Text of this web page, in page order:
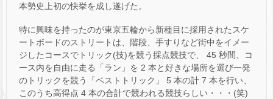
本勢史上初の快挙を成し遂げた。
特に興味を持ったのが東京五輪から新種目に採用されたスケ
ートボードのストリートは、階段、手すりなど街中をイメー
ジしたコースでトリック(技)を競う採点競技で、 45 秒間、コ
ース内を自由に走る「ラン」を 2 本と好きな場所を選び一発
のトリックを競う「ベストトリック」 5 本の計 7 本を行い、
このうち高得点 4 本の合計で競われる競技らしい・・・(笑)